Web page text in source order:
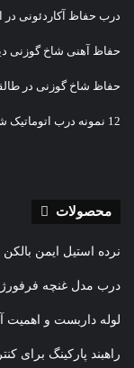
درب حفاظ آکاردئونی در
حفاظ آهنی شاخ گوزنی
حفاظ شاخ گوزنی در
12 نمونه درب اتوماتیک شیشه ای فریم لس سکوریت
محصولات
نرده استیل ایمن بالکن
درب مدل غنچه
لوله داربست و
راهبند پارکینگ برای